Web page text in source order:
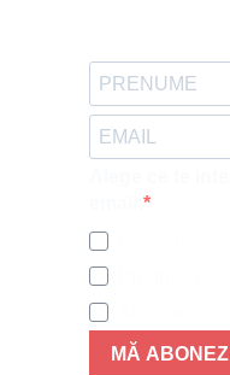
MĂ ABONEZ